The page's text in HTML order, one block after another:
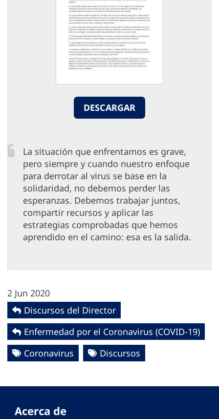
DESCARGAR
La situación que enfrentamos es grave,
pero siempre y cuando nuestro enfoque
para derrotar al virus se base en la
solidaridad, no debemos perder las
esperanzas. Debemos trabajar juntos,
compartir recursos y aplicar las
estrategias comprobadas que hemos
aprendido en el camino: esa es la salida.
2 Jun 2020
Discursos del Director
Enfermedad por el Coronavirus ‎‎(COVID-19)‎
Coronavirus
Discursos
Acerca de